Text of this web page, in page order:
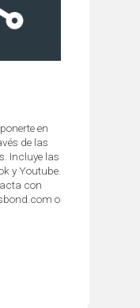
en
de las
Incluye las
y Youtube.
con
o